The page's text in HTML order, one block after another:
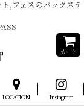
,フェスのバックステ
カート
LOCATION Instagram